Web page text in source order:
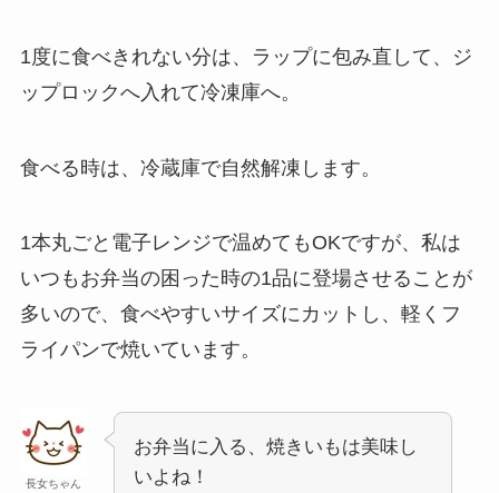
1度に食べきれない分は、ラップに包み直して、ジ
ップロックへ入れて冷凍庫へ。
食べる時は、冷蔵庫で自然解凍します。
1本丸ごと電子レンジで温めてもOKですが、私は
いつもお弁当の困った時の1品に登場させることが
多いので、食べやすいサイズにカットし、軽くフ
ライパンで焼いています。
長女ちゃん
お弁当に入る、焼きいもは美味し
いよね！